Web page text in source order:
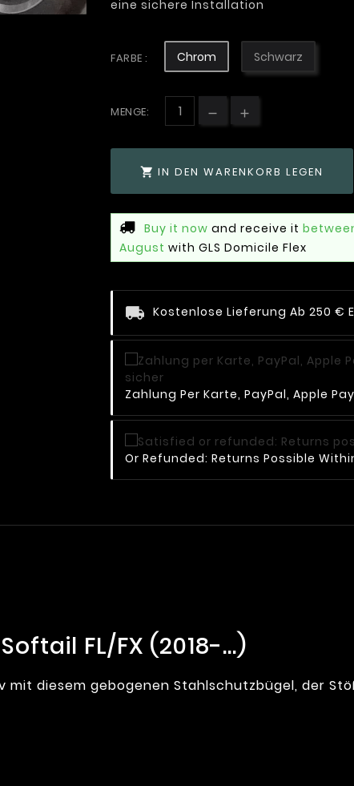
eine sichere Installation
FARBE : Chrom Schwarz
MENGE:
 IN DEN WARENKORB LEGEN
Buy it now and receive it
August with GLS Domicile Flex
Kostenlose Lieferung Ab 250 €
Zahlung Per Karte, PayPal, Apple
Or Refunded: Returns Possible
FL/FX (2018-...)
diesem gebogenen Stahlschutzbügel, der